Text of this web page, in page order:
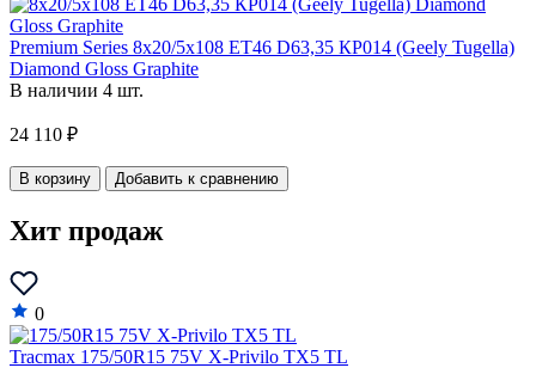
Jeep
Jinbei
Kia
Lamborghini
LDV
Premium Series 8x20/5x108 ET46 D63,35 КР014 (Geely Tugella)
Diamond Gloss Graphite
В наличии 4 шт.
24 110 ₽
В корзину Добавить к сравнению
Хит продаж
0
Tracmax 175/50R15 75V X-Privilo TX5 TL